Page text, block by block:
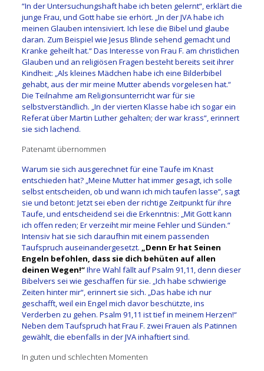
“In der Untersuchungshaft habe ich beten gelernt“, erklärt die
junge Frau, und Gott habe sie erhört. „In der JVA habe ich
meinen Glauben intensiviert. Ich lese die Bibel und glaube
daran. Zum Beispiel wie Jesus Blinde sehend gemacht und
Kranke geheilt hat.“ Das Interesse von Frau F. am christlichen
Glauben und an religiösen Fragen besteht bereits seit ihrer
Kindheit: „Als kleines Mädchen habe ich eine Bilderbibel
gehabt, aus der mir meine Mutter abends vorgelesen hat.“
Die Teilnahme am Religionsunterricht war für sie
selbstverständlich. „In der vierten Klasse habe ich sogar ein
Referat über Martin Luther gehalten; der war krass“, erinnert
sie sich lachend.
Patenamt übernommen
Warum sie sich ausgerechnet für eine Taufe im Knast
entschieden hat? „Meine Mutter hat immer gesagt, ich solle
selbst entscheiden, ob und wann ich mich taufen lasse“, sagt
sie und betont: Jetzt sei eben der richtige Zeitpunkt für ihre
Taufe, und entscheidend sei die Erkenntnis: „Mit Gott kann
ich offen reden; Er verzeiht mir meine Fehler und Sünden.“
Intensiv hat sie sich daraufhin mit einem passenden
Taufspruch auseinandergesetzt. „Denn Er hat Seinen
Engeln befohlen, dass sie dich behüten auf allen
deinen Wegen!“Ihre Wahl fällt auf Psalm 91,11, denn dieser
Bibelvers sei wie geschaffen für sie. „Ich habe schwierige
Zeiten hinter mir“, erinnert sie sich. „Das habe ich nur
geschafft, weil ein Engel mich davor beschützte, ins
Verderben zu gehen. Psalm 91,11 ist tief in meinem Herzen!“
Neben dem Taufspruch hat Frau F. zwei Frauen als Patinnen
gewählt, die ebenfalls in der JVA inhaftiert sind.
In guten und schlechten Momenten